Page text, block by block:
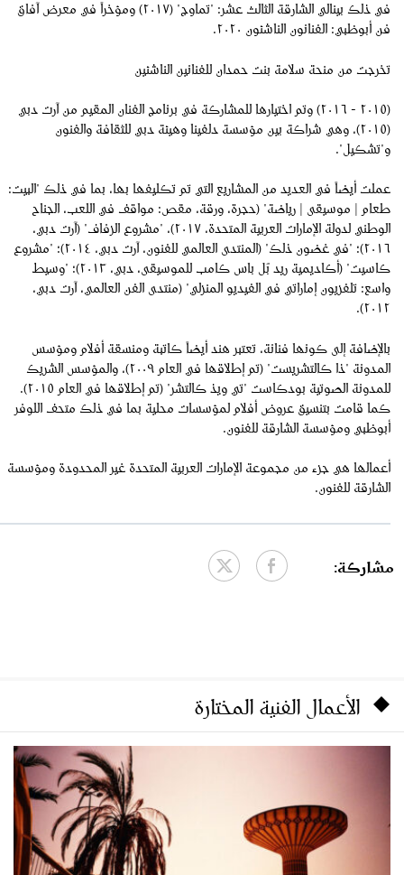
في ذلك بينالي الشارقة الثالث عشر: "تماوج" (٢٠١٧) ومؤخراً في معرض آفاق
فن أبوظبي: الفنانون الناشئون ٢٠٢٠.
تخرجت من منحة سلامة بنت حمدان للفنانين الناشئين
(٢٠١٥ - ٢٠١٦) وتم اختيارها للمشاركة في برنامج الفنان المقيم من آرت دبي
(٢٠١٥)، وهي شراكة بين مؤسسة دلفينا وهيئة دبي للثقافة والفنون
و"تشكيل".
عملت أيضاً في العديد من المشاريع التي تم تكليفها بها، بما في ذلك "البيت:
طعام | موسيقى | رياضة" (حجرة، ورقة، مقص: مواقف في اللعب، الجناح
الوطني لدولة الإمارات العربية المتحدة، ٢٠١٧)، "مشروع الزفاف" (آرت دبي،
٢٠١٦)؛ "في غضون ذلك" (المنتدى العالمي للفنون، آرت دبي، ٢٠١٤)؛ "مشروع
كاسيت" (أكاديمية ريد بُل باس كامب للموسيقى، دبي، ٢٠١٣)؛ "وسيط
واسع: تلفزيون إماراتي في الفيديو المنزلي" (منتدى الفن العالمي، آرت دبي،
٢٠١٢).
بالإضافة إلى كونها فنانة، تعتبر هند أيضاً كاتبة ومنسقة أفلام ومؤسس
المدونة "ذا كالتشريست" (تم إطلاقها في العام ٢٠٠٩)، والمؤسس الشريك
للمدونة الصوتية بودكاست "تي ويذ كالتشر" (تم إطلاقها في العام ٢٠١٥).
كما قامت بتنسيق عروض أفلام لمؤسسات محلية بما في ذلك متحف اللوفر
أبوظبي ومؤسسة الشارقة للفنون.
أعمالها هي جزء من مجموعة الإمارات العربية المتحدة غير المحدودة ومؤسسة
الشارقة للفنون.
مشاركة:
الأعمال الفنية المختارة